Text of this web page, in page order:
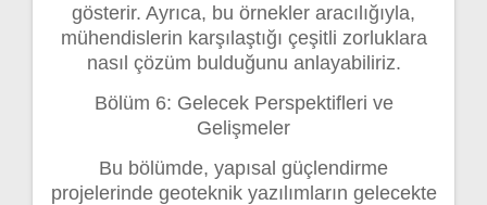
gösterir. Ayrıca, bu örnekler aracılığıyla,
mühendislerin karşılaştığı çeşitli zorluklara
nasıl çözüm bulduğunu anlayabiliriz.
Bölüm 6: Gelecek Perspektifleri ve
Gelişmeler
Bu bölümde, yapısal güçlendirme
projelerinde geoteknik yazılımların gelecekte